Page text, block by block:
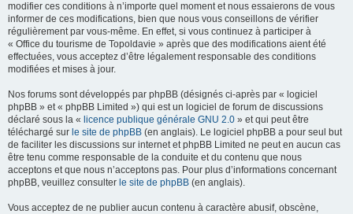
modifier ces conditions à n’importe quel moment et nous essaierons de vous
informer de ces modifications, bien que nous vous conseillons de vérifier
régulièrement par vous-même. En effet, si vous continuez à participer à
« Office du tourisme de Topoldavie » après que des modifications aient été
effectuées, vous acceptez d’être légalement responsable des conditions
modifiées et mises à jour.
Nos forums sont développés par phpBB (désignés ci-après par « logiciel
phpBB » et « phpBB Limited ») qui est un logiciel de forum de discussions
déclaré sous la « licence publique générale GNU 2.0 » et qui peut être
téléchargé sur le site de phpBB (en anglais). Le logiciel phpBB a pour seul but
de faciliter les discussions sur internet et phpBB Limited ne peut en aucun cas
être tenu comme responsable de la conduite et du contenu que nous
acceptons et que nous n’acceptons pas. Pour plus d’informations concernant
phpBB, veuillez consulter le site de phpBB (en anglais).
Vous acceptez de ne publier aucun contenu à caractère abusif, obscène,